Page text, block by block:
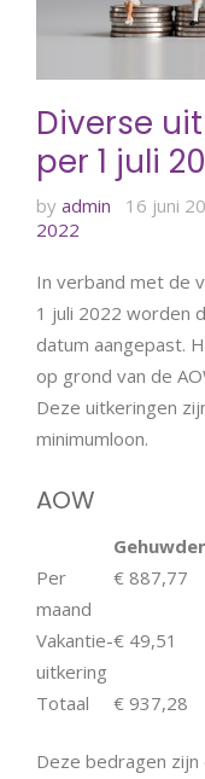
Diverse
per 1 juli
by admin 16 juni
2022
In verband met de
1 juli 2022 worden
datum aangepast.
op grond van de
Deze uitkeringen
minimumloon.
AOW
Per
maand
€ 887,77
Vakantie-
uitkering
€ 49,51
Totaal € 937,28
Deze bedragen zijn